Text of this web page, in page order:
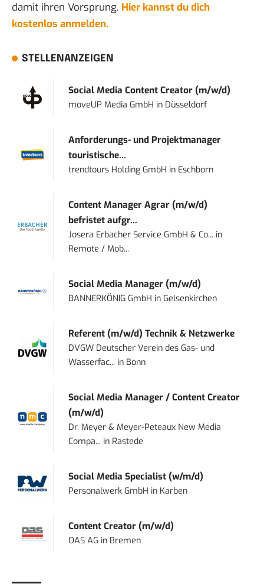
damit ihren Vorsprung. Hier kannst du dich
kostenlos anmelden.
STELLENANZEIGEN
Social Media Content Creator (m/w/d)
moveUP Media GmbH in Düsseldorf
Anforderungs- und Projektmanager
touristische...
trendtours Holding GmbH in Eschborn
Content Manager Agrar (m/w/d)
befristet aufgr...
Josera Erbacher Service GmbH & Co... in
Remote / Mob...
Social Media Manager (m/w/d)
BANNERKÖNIG GmbH inGelsenkirchen
Referent (m/w/d) Technik & Netzwerke
DVGW Deutscher Verein des Gas- und
Wasserfac... in Bonn
Social Media Manager / Content Creator
(m/w/d)
Dr. Meyer & Meyer-Peteaux New Media
Compa... in Rastede
Social Media Specialist (w/m/d)
Personalwerk GmbH in Karben
Content Creator (m/w/d)
OAS AG in Bremen